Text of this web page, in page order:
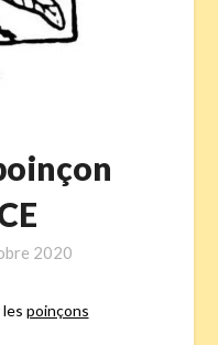
2020
poinçons